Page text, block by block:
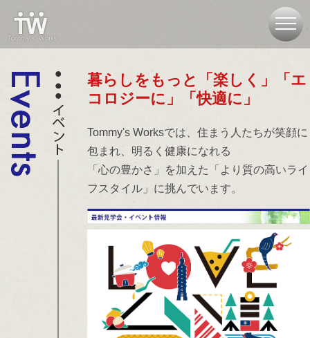
暮らしをもっと「楽しく」「エ
コロジーに」「快適に」
Tommy's Worksでは、住まう人たちが笑顔に
包まれ、明るく健康になれる
「心の豊かさ」を加えた「より質の高いライ
フスタイル」に挑んでいます。